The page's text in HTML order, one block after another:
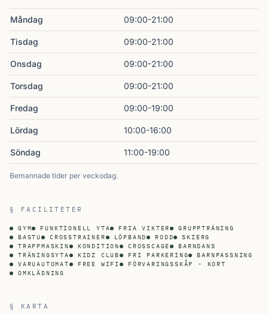
Måndag 09:00-21:00
Tisdag 09:00-21:00
Onsdag 09:00-21:00
Torsdag 09:00-21:00
Fredag 09:00-19:00
Lördag 10:00-16:00
Söndag 11:00-19:00
Bemannade tider per veckodag.
§ FACILITETER
GYM FUNKTIONELL YTA FRIA VIKTER
GRUPPTRÄNING
BASTU
CROSSTRAINER LÖPBAND RODD
SKIERG
TRAPPMASKIN
KONDITION CROSSCAGE
BARNDANS
TRÄNINGSYTA
KIDZ CLUB FRI PARKERING
BARNPASSNING
VARUAUTOMAT
FREE WIFI
FÖRVARINGSSKÅP - KORT
OMKLÄDNING
§ KARTA